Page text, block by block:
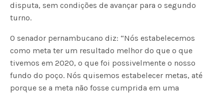
disputa, sem condições de avançar para o segundo
turno.
O senador pernambucano diz: “Nós estabelecemos
como meta ter um resultado melhor do que o que
tivemos em 2020, o que foi possivelmente o nosso
fundo do poço. Nós quisemos estabelecer metas, até
porque se a meta não fosse cumprida em uma